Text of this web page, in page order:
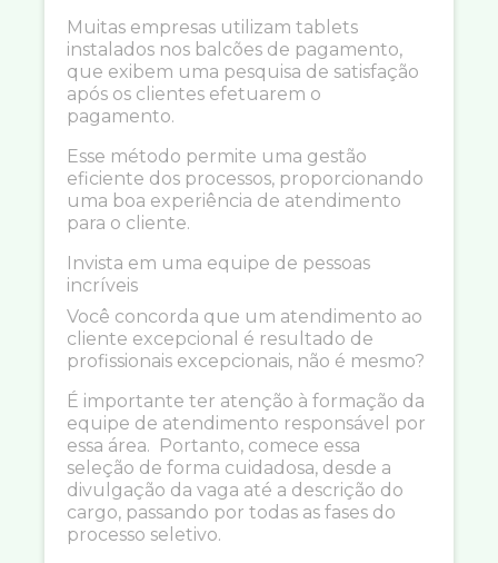
Muitas empresas utilizam tablets
instalados nos balcões de pagamento,
que exibem uma pesquisa de satisfação
após os clientes efetuarem o
pagamento.
Esse método permite uma gestão
eficiente dos processos, proporcionando
uma boa experiência de atendimento
para o cliente.
Invista em uma equipe de pessoas
incríveis
Você concorda que um atendimento ao
cliente excepcional é resultado de
profissionais excepcionais, não é mesmo?
É importante ter atenção à formação da
equipe de atendimento responsável por
essa área. Portanto, comece essa
seleção de forma cuidadosa, desde a
divulgação da vaga até a descrição do
cargo, passando por todas as fases do
processo seletivo.